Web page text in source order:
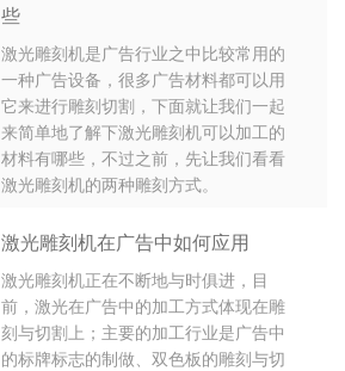
些
激光雕刻机是广告行业之中比较常用的
一种广告设备，很多广告材料都可以用
它来进行雕刻切割，下面就让我们一起
来简单地了解下激光雕刻机可以加工的
材料有哪些，不过之前，先让我们看看
激光雕刻机的两种雕刻方式。
激光雕刻机在广告中如何应用
激光雕刻机正在不断地与时俱进，目
前，激光在广告中的加工方式体现在雕
刻与切割上；主要的加工行业是广告中
的标牌标志的制做、双色板的雕刻与切